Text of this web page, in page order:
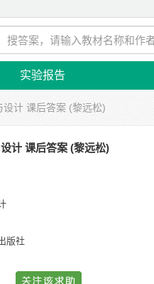
实验报告
设计 课后答案 (黎远松)
计 课后答案 (黎远松)
版社